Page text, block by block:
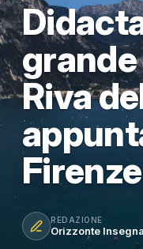
Riva
REDAZIONE
Orizzonte